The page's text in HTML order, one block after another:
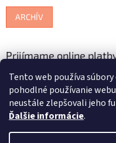
Tento web používa
pohodlné používanie
neustále zlepšovali jeho
Ďalšie informácie.
ARCHÍV
Prijímame online